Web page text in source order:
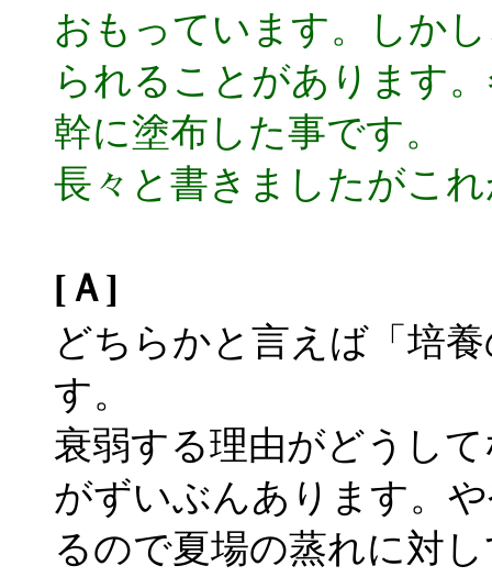
おもっています。しか
られることがあります
幹に塗布した事です。
長々と書きましたがこ
[Ａ]
どちらかと言えば「培
す。
衰弱する理由がどうし
がずいぶんあります。
るので夏場の蒸れに対